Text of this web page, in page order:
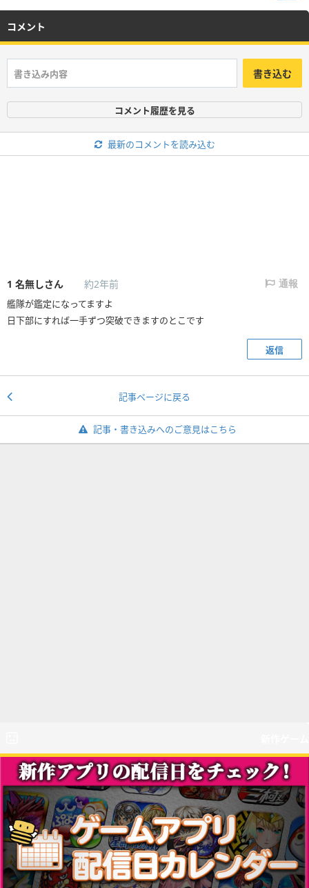
コメント
書き込む
コメント履歴を見る
最新のコメントを読み込む
1 名無しさん 約2年前 通報
艦隊が鑑定になってますよ
日下部にすれば一手ずつ突破できますのとこです
返信
記事ページに戻る
記事・書き込みへのご意見はこちら